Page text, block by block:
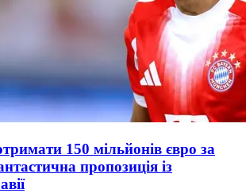
150 мільйонів євро за
пропозиція із